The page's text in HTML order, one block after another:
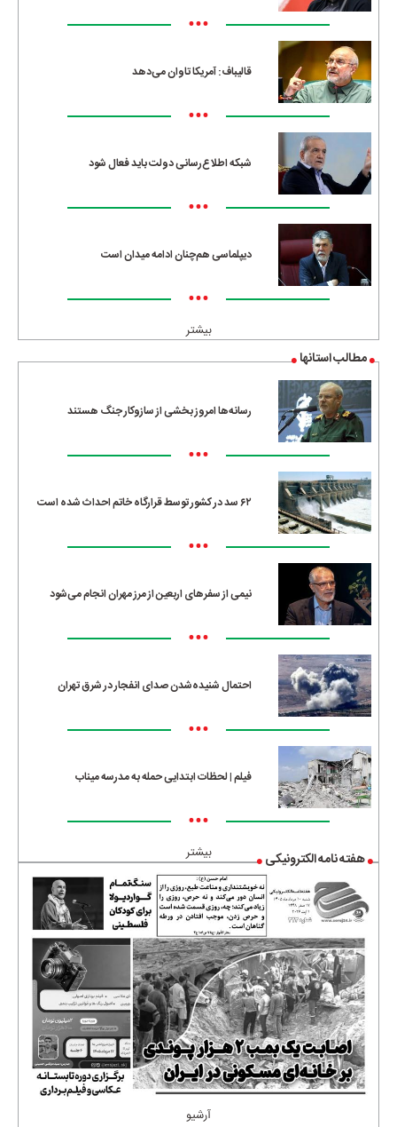
•••
قالیباف: آمریکا تاوان می‌دهد
•••
شبکه اطلاع‌رسانی دولت باید فعال شود
•••
دیپلماسی هم‌چنان ادامه میدان است
•••
بیشتر
مطالب استانها
رسانه‌ها امروز بخشی از سازوکار جنگ هستند
•••
۶۲ سد در کشور توسط قرارگاه خاتم احداث شده است
•••
نیمی از سفرهای اربعین از مرز مهران انجام می‌شود
•••
احتمال شنیده‌شدن صدای انفجار در شرق تهران
•••
فیلم | لحظات ابتدایی حمله به مدرسه میناب
•••
بیشتر هفته نامه الکترونیکی
آرشیو